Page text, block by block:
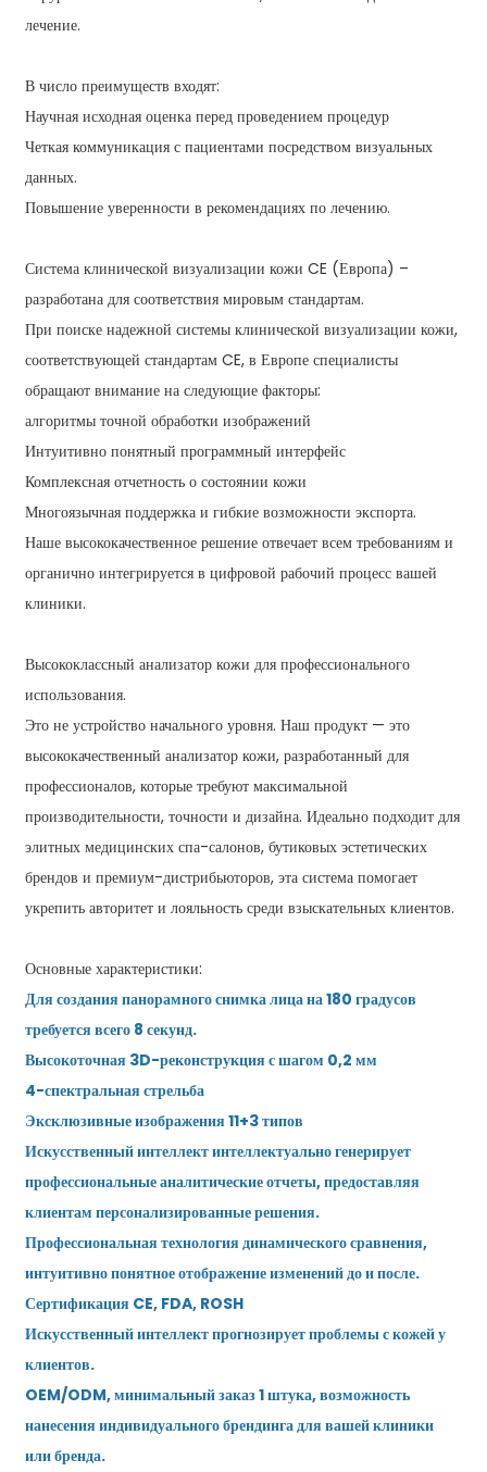
лечение.
В число преимуществ входят:
Научная исходная оценка перед проведением процедур
Четкая коммуникация с пациентами посредством визуальных
данных.
Повышение уверенности в рекомендациях по лечению.
Система клинической визуализации кожи CE (Европа) –
разработана для соответствия мировым стандартам.
При поиске надежной системы клинической визуализации кожи,
соответствующей стандартам CE, в Европе специалисты
обращают внимание на следующие факторы:
алгоритмы точной обработки изображений
Интуитивно понятный программный интерфейс
Комплексная отчетность о состоянии кожи
Многоязычная поддержка и гибкие возможности экспорта.
Наше высококачественное решение отвечает всем требованиям и
органично интегрируется в цифровой рабочий процесс вашей
клиники.
Высококлассный анализатор кожи для профессионального
использования.
Это не устройство начального уровня. Наш продукт — это
высококачественный анализатор кожи, разработанный для
профессионалов, которые требуют максимальной
производительности, точности и дизайна. Идеально подходит для
элитных медицинских спа-салонов, бутиковых эстетических
брендов и премиум-дистрибьюторов, эта система помогает
укрепить авторитет и лояльность среди взыскательных клиентов.
Основные характеристики:
Для создания панорамного снимка лица на 180 градусов
требуется всего 8 секунд.
Высокоточная 3D-реконструкция с шагом 0,2 мм
4-спектральная стрельба
Эксклюзивные изображения 11+3 типов
Искусственный интеллект интеллектуально генерирует
профессиональные аналитические отчеты, предоставляя
клиентам персонализированные решения.
Профессиональная технология динамического сравнения,
интуитивно понятное отображение изменений до и после.
Сертификация CE, FDA, ROSH
Искусственный интеллект прогнозирует проблемы с кожей у
клиентов.
OEM/ODM, минимальный заказ 1 штука, возможность
нанесения индивидуального брендинга для вашей клиники
или бренда.